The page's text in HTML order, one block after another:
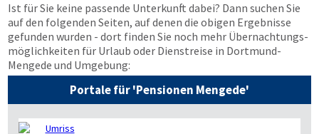
Ist für Sie keine passende Unterkunft dabei? Dann suchen Sie
auf den folgenden Seiten, auf denen die obigen Ergebnisse
gefunden wurden - dort finden Sie noch mehr Übernachtungs­
möglichkeiten für Urlaub oder Dienstreise in Dortmund-
Mengede und Umgebung:
Portale für 'Pensionen Mengede'